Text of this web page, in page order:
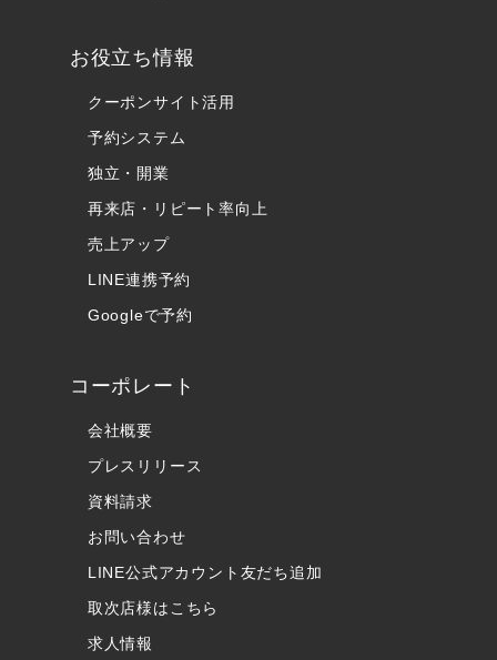
お役立ち情報
クーポンサイト活用
予約システム
独立・開業
再来店・リピート率向上
売上アップ
LINE連携予約
Googleで予約
コーポレート
会社概要
プレスリリース
資料請求
お問い合わせ
LINE公式アカウント友だち追加
取次店様はこちら
求人情報